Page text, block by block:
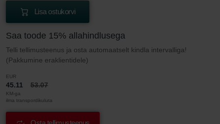
Lisa ostukorvi
Saa toode 15% allahindlusega
Telli tellimusteenus ja osta automaatselt kindla intervalliga!
(Pakkumine eraklientidele)
EUR
45.11 53.07
KM-ga
ilma transpordikuluta